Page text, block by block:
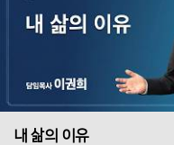
내 삶의 이유